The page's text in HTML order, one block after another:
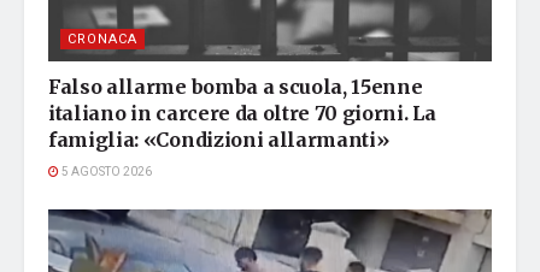
CRONACA
Falso allarme bomba a scuola, 15enne
italiano in carcere da oltre 70 giorni. La
famiglia: «Condizioni allarmanti»
5 AGOSTO 2026